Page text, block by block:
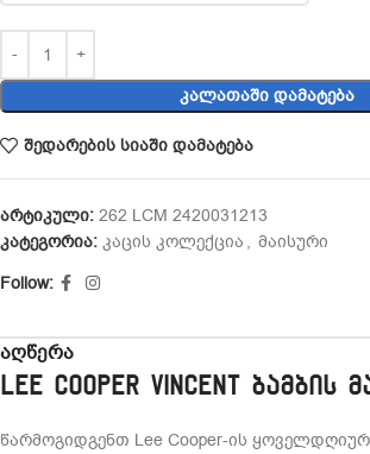
ᲙᲐᲚᲐᲗᲐᲨᲘ ᲓᲐᲛᲐᲢᲔᲑᲐ
შედარების სიაში დამატება
არტიკული: 262 LCM 2420031213
კატეგორია: კაცის კოლექცია , მაისური
Follow:
აღწერა
Lee Cooper VINCENT ბამბის
წარმოგიდგენთ Lee Cooper-ის